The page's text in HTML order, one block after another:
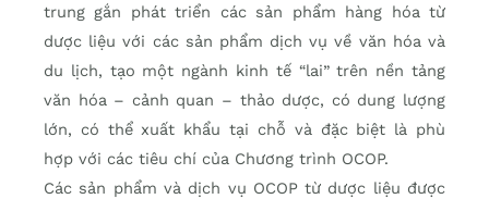
trung gắn phát triển các sản phẩm hàng hóa từ
dược liệu với các sản phẩm dịch vụ về văn hóa và
du lịch, tạo một ngành kinh tế “lai” trên nền tảng
văn hóa – cảnh quan – thảo dược, có dung lượng
lớn, có thể xuất khẩu tại chỗ và đặc biệt là phù
hợp với các tiêu chí của Chương trình OCOP.
Các sản phẩm và dịch vụ OCOP từ dược liệu được